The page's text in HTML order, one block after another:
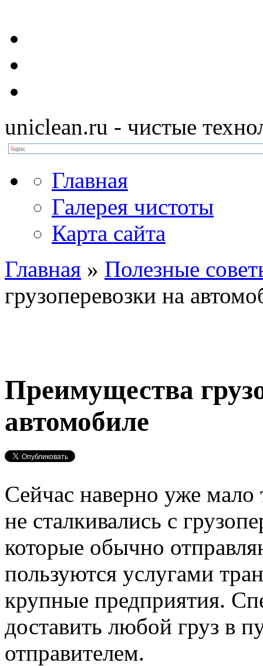
uniclean.ru - чистые
Главная
Галерея чистоты
Карта сайта
Главная » Полезные
грузоперевозки на
Преимущества
автомобиле
Сейчас наверно уже
не сталкивались с
которые обычно
пользуются услугами
крупные предприятия.
доставить любой груз в
отправителем.